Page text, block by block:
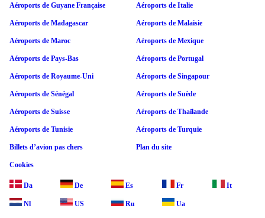
Aéroports de Guyane Française Aéroports de Italie
Aéroports de Madagascar Aéroports de Malaisie
Aéroports de Maroc Aéroports de Mexique
Aéroports de Pays-Bas Aéroports de Portugal
Aéroports de Royaume-Uni Aéroports de Singapour
Aéroports de Sénégal Aéroports de Suède
Aéroports de Suisse Aéroports de Thaïlande
Aéroports de Tunisie Aéroports de Turquie
Billets d’avion pas chers Plan du site
Cookies
Da De Es Fr It
Nl US Ru Ua